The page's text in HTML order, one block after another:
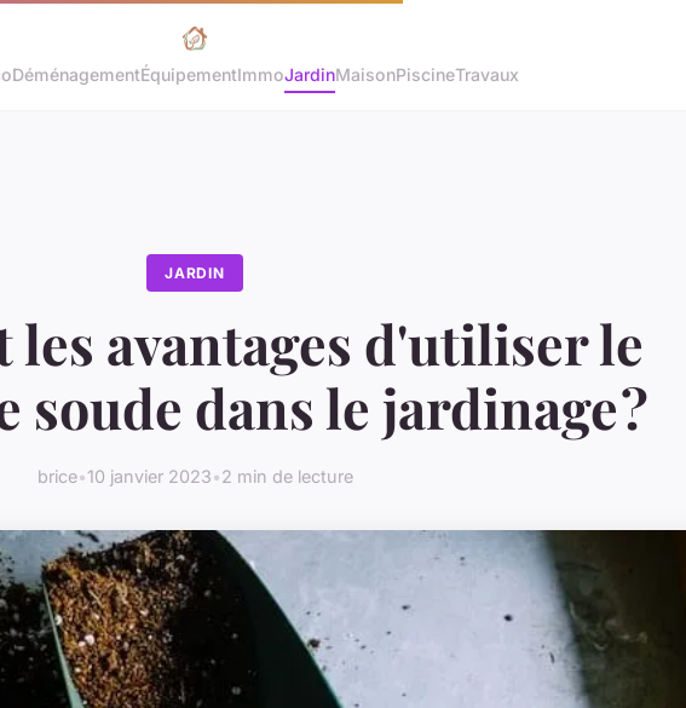
DéménagementÉquipementImmoJardinMaisonPiscineTravaux
JARDIN
les avantages d'utiliser le
soude dans le jardinage ?
brice•10 janvier 2023•2 min de lecture